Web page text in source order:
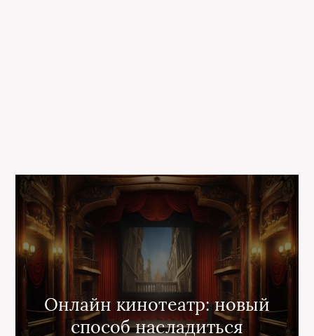
Онлайн кинотеатр: новый
способ насладиться